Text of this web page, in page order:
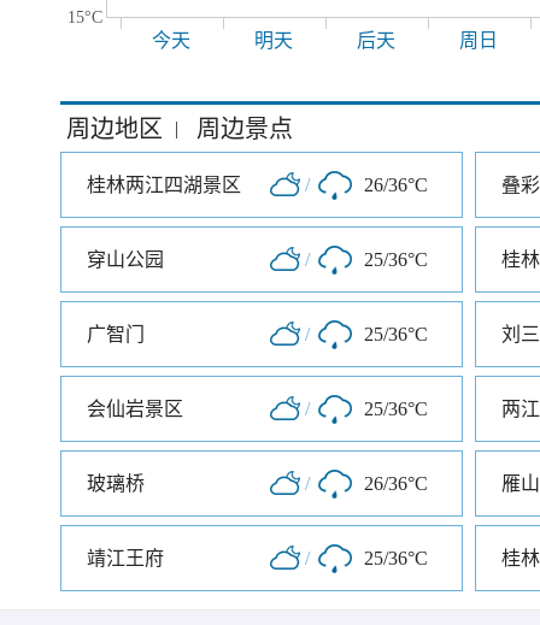
15°C
今天 明天 后天 周日
周边地区 | 周边景点
桂林两江四湖景区 / 26/36°C 叠
穿山公园 / 25/36°C 桂
广智门 / 25/36°C 刘
会仙岩景区 / 25/36°C 两
玻璃桥 / 26/36°C 雁
靖江王府 / 25/36°C 桂